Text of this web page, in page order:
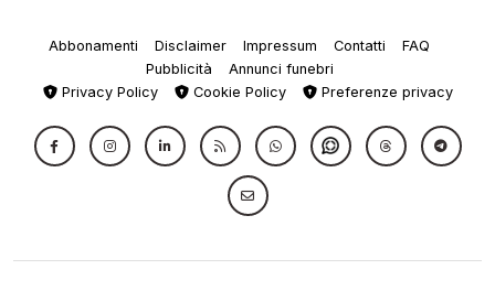
Abbonamenti Disclaimer Impressum Contatti
FAQ
Pubblicità
Annunci funebri
Privacy Policy
Cookie Policy Preferenze privacy